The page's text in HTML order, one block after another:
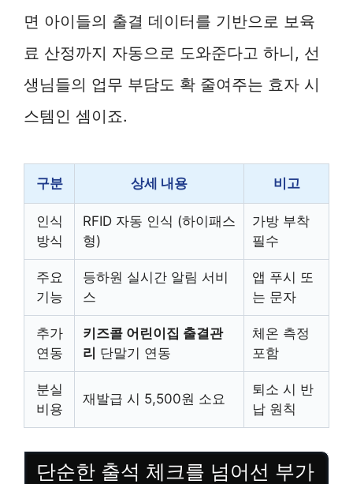
면 아이들의 출결 데이터를 기반으로 보육
료 산정까지 자동으로 도와준다고 하니, 선
생님들의 업무 부담도 확 줄여주는 효자 시
스템인 셈이죠.
구분 상세 내용 비고
인식
방식
RFID 자동 인식 (하이패스
형)
가방 부착
필수
주요
기능
등하원 실시간 알림 서비
스
앱 푸시 또
는 문자
추가
연동
키즈콜 어린이집 출결관
리 단말기 연동
체온 측정
포함
분실
비용
재발급 시 5,500원 소요
퇴소 시 반
납 원칙
단순한 출석 체크를 넘어선 부가